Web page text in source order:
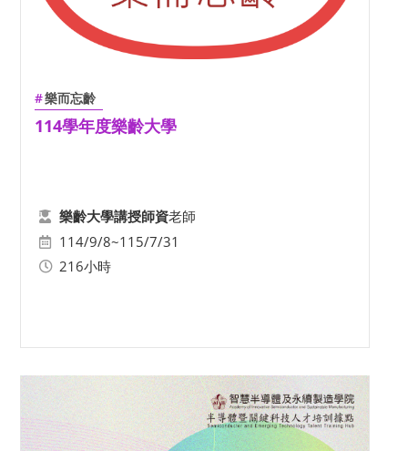
樂而忘齡
114學年度樂齡大學
樂齡大學講授師資老師
114/9/8~115/7/31
216小時